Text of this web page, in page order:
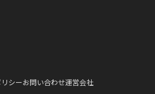
シーお問い合わせ運営会社